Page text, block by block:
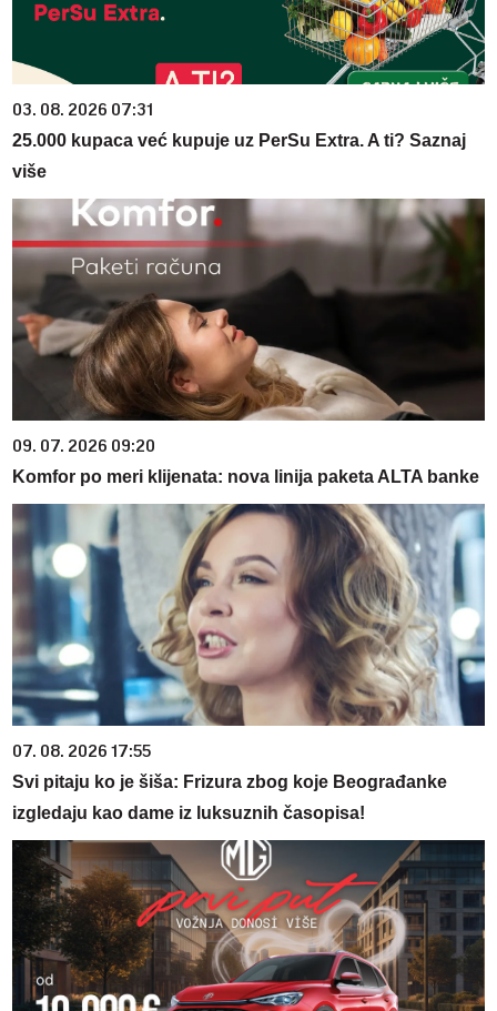
03. 08. 2026 07:31
25.000 kupaca već kupuje uz PerSu Extra. A ti? Saznaj
više
09. 07. 2026 09:20
Komfor po meri klijenata: nova linija paketa ALTA banke
07. 08. 2026 17:55
Svi pitaju ko je šiša: Frizura zbog koje Beograđanke
izgledaju kao dame iz luksuznih časopisa!